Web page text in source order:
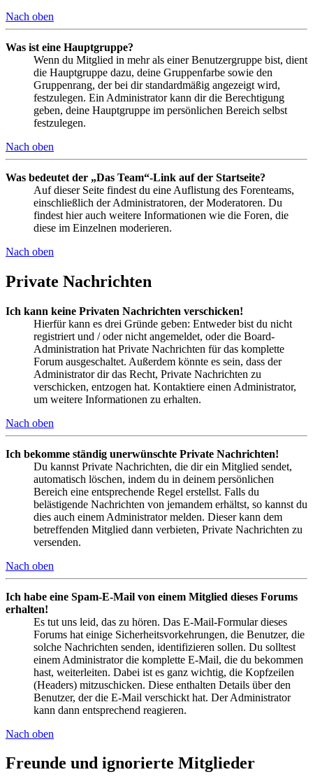
Nach oben
Was ist eine Hauptgruppe?
Wenn du Mitglied in mehr als einer Benutzergruppe bist, dient
die Hauptgruppe dazu, deine Gruppenfarbe sowie den
Gruppenrang, der bei dir standardmäßig angezeigt wird,
festzulegen. Ein Administrator kann dir die Berechtigung
geben, deine Hauptgruppe im persönlichen Bereich selbst
festzulegen.
Nach oben
Was bedeutet der „Das Team“-Link auf der Startseite?
Auf dieser Seite findest du eine Auflistung des Forenteams,
einschließlich der Administratoren, der Moderatoren. Du
findest hier auch weitere Informationen wie die Foren, die
diese im Einzelnen moderieren.
Nach oben
Private Nachrichten
Ich kann keine Privaten Nachrichten verschicken!
Hierfür kann es drei Gründe geben: Entweder bist du nicht
registriert und / oder nicht angemeldet, oder die Board-
Administration hat Private Nachrichten für das komplette
Forum ausgeschaltet. Außerdem könnte es sein, dass der
Administrator dir das Recht, Private Nachrichten zu
verschicken, entzogen hat. Kontaktiere einen Administrator,
um weitere Informationen zu erhalten.
Nach oben
Ich bekomme ständig unerwünschte Private Nachrichten!
Du kannst Private Nachrichten, die dir ein Mitglied sendet,
automatisch löschen, indem du in deinem persönlichen
Bereich eine entsprechende Regel erstellst. Falls du
belästigende Nachrichten von jemandem erhältst, so kannst du
dies auch einem Administrator melden. Dieser kann dem
betreffenden Mitglied dann verbieten, Private Nachrichten zu
versenden.
Nach oben
Ich habe eine Spam-E-Mail von einem Mitglied dieses Forums
erhalten!
Es tut uns leid, das zu hören. Das E-Mail-Formular dieses
Forums hat einige Sicherheitsvorkehrungen, die Benutzer, die
solche Nachrichten senden, identifizieren sollen. Du solltest
einem Administrator die komplette E-Mail, die du bekommen
hast, weiterleiten. Dabei ist es ganz wichtig, die Kopfzeilen
(Headers) mitzuschicken. Diese enthalten Details über den
Benutzer, der die E-Mail verschickt hat. Der Administrator
kann dann entsprechend reagieren.
Nach oben
Freunde und ignorierte Mitglieder